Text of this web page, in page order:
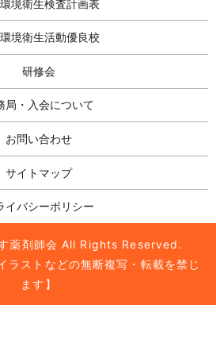
境衛生検査計画表
境衛生活動優良校
研修会
局・入会について
お問い合わせ
サイトマップ
イバシーポリシー
薬剤師会 All Rights Reserved.
ラストなどの無断複写・転載を禁じ
ます】